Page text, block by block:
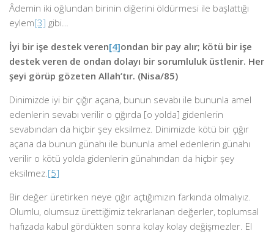
Âdemin iki oğlundan birinin diğerini öldürmesi ile başlattığı
eylem[3] gibi…
İyi bir işe destek veren[4]ondan bir pay alır; kötü bir işe
destek veren de ondan dolayı bir sorumluluk üstlenir. Her
şeyi görüp gözeten Allah’tır. (Nisa/85)
Dinimizde iyi bir çığır açana, bunun sevabı ile bununla amel
edenlerin sevabı verilir o çığırda [o yolda] gidenlerin
sevabından da hiçbir şey eksilmez. Dinimizde kötü bir çığır
açana da bunun günahı ile bununla amel edenlerin günahı
verilir o kötü yolda gidenlerin günahından da hiçbir şey
eksilmez.[5]
Bir değer üretirken neye çığır açtığımızın farkında olmalıyız.
Olumlu, olumsuz ürettiğimiz tekrarlanan değerler, toplumsal
hafızada kabul gördükten sonra kolay kolay değişmezler. El